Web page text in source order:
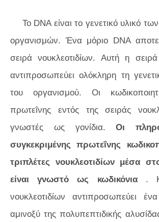
Το DNA είναι το γενετικό υλικό
οργανισμών. Ένα μόριο DNA
σειρά νουκλεοτιδίων. Αυτή η σειρά
αντιπροσωπεύει ολόκληρη τη
του οργανισμού. Οι
πρωτεΐνης εντός της σειράς
γνωστές ως γονίδια.Οι
συγκεκριμένης πρωτεΐνης
τριπλέτες νουκλεοτιδίων μέσα
είναι γνωστό ως κωδικόνια.
νουκλεοτιδίων αντιπροσωπεύει
αμινοξύ της πολυπεπτιδικής